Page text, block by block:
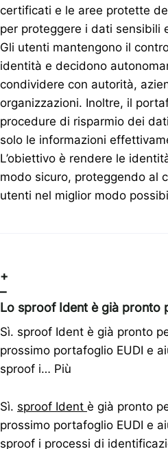
certificati e le aree protette
per proteggere i dati sensibili
Gli utenti mantengono il
identità e decidono
condividere con autorità,
organizzazioni. Inoltre, il
procedure di risparmio dei
solo le informazioni
L’obiettivo è rendere le
modo sicuro, proteggendo al
utenti nel miglior modo
+
–
Lo sproof Ident è già pronto
Sì. sproof Ident è già pronto
prossimo portafoglio EUDI e
sproof i… Più
Sì. sproof Ident è già pronto
prossimo portafoglio EUDI e
sproof i processi di